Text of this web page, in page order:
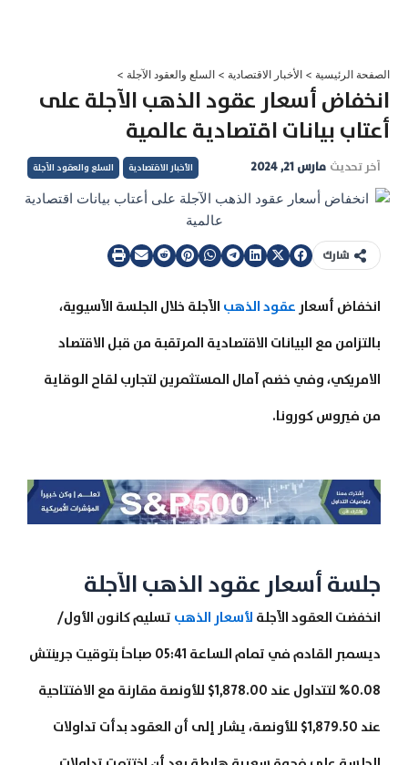
الصفحة الرئيسية > الأخبار الاقتصادية > السلع والعقود الآجلة >
انخفاض أسعار عقود الذهب الآجلة على
أعتاب بيانات اقتصادية عالمية
آخر تحديث مارس 21, 2024 الأخبار الاقتصادية السلع والعقود الآجلة
شارك
انخفاض أسعار عقود الذهب الآجلة خلال الجلسة الآسيوية،
بالتزامن مع البيانات الاقتصادية المرتقبة من قبل الاقتصاد
الامريكي، وفي خضم آمال المستثمرين لتجارب لقاح الوقاية
من فيروس كورونا.
جلسة أسعار عقود الذهب الآجلة
انخفضت العقود الآجلة لأسعار الذهب تسليم كانون الأول/
ديسمبر القادم في تمام الساعة 05:41 صباحاً بتوقيت جرينتش
0.08% لتتداول عند 1,878.00$ للأونصة مقارنة مع الافتتاحية
عند 1,879.50$ للأونصة، يشار إلى أن العقود بدأت تداولات